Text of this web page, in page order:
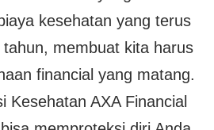
kesehatan yang terus
membuat kita harus
financial yang matang.
Kesehatan AXA Financial